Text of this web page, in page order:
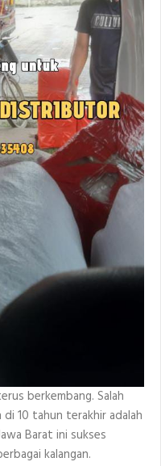
berkembang. Salah
10 tahun terakhir adalah
Barat ini sukses
kalangan.